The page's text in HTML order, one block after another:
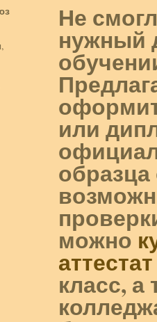
Не
нужный
или
можно
аттестат
класс,